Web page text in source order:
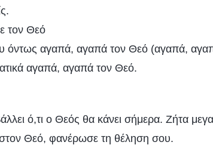
τον Θεό
όντως αγαπά, αγαπά τον Θεό (αγαπά,
αγαπά, αγαπά τον Θεό.
ό,τι ο Θεός θα κάνει σήμερα. Ζήτα
Θεό, φανέρωσε τη θέληση σου.